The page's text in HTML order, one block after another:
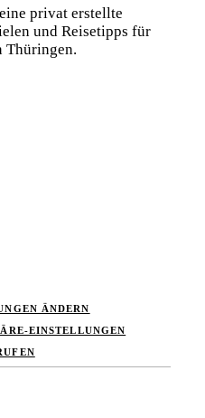
privat erstellte
und Reisetipps für
Thüringen.
ÄNDERN
EINSTELLUNGEN